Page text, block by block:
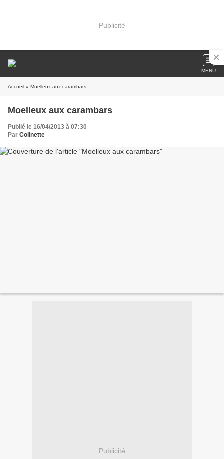
Publicité
MENU
Accueil » Moelleux aux carambars
Moelleux aux carambars
Publié le 16/04/2013 à 07:30
Par Colinette
Publicité